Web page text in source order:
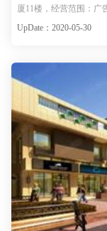
厦11楼，经营范围：广
划，标识标盘设计制作
UpDate：2020-05-30